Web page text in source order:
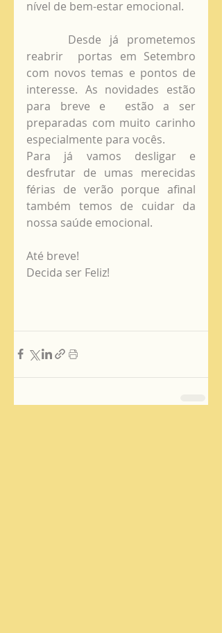
nível de bem-estar emocional.
reabrir  portas em Setembro
com novos temas e pontos de
interesse. As novidades estão
para breve e  estão a ser
preparadas com muito carinho
especialmente para vocês.
Para já vamos desligar e
desfrutar de umas merecidas
férias de verão porque afinal
também temos de cuidar da
nossa saúde emocional.
Até breve!
Decida ser Feliz!